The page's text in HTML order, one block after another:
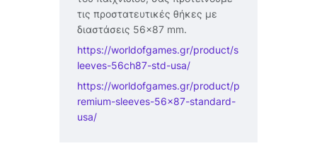
τις προστατευτικές θήκες με
διαστάσεις 56×87 mm.
https://worldofgames.gr/product/s
leeves-56ch87-std-usa/
https://worldofgames.gr/product/p
remium-sleeves-56×87-standard-
usa/